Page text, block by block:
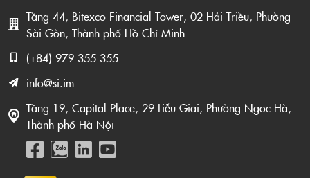
Tầng 44, Bitexco Financial Tower, 02 Hải Triều, Phường
Sài Gòn, Thành phố Hồ Chí Minh
(+84) 979 355 355
info@si.im
Tầng 19, Capital Place, 29 Liễu Giai, Phường Ngọc Hà,
Thành phố Hà Nội